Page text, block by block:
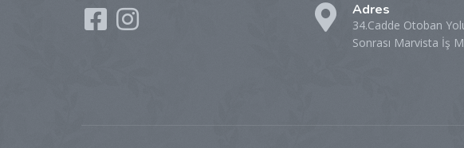
Adres
34.Cadde Otoban
Sonrası Marvista İş